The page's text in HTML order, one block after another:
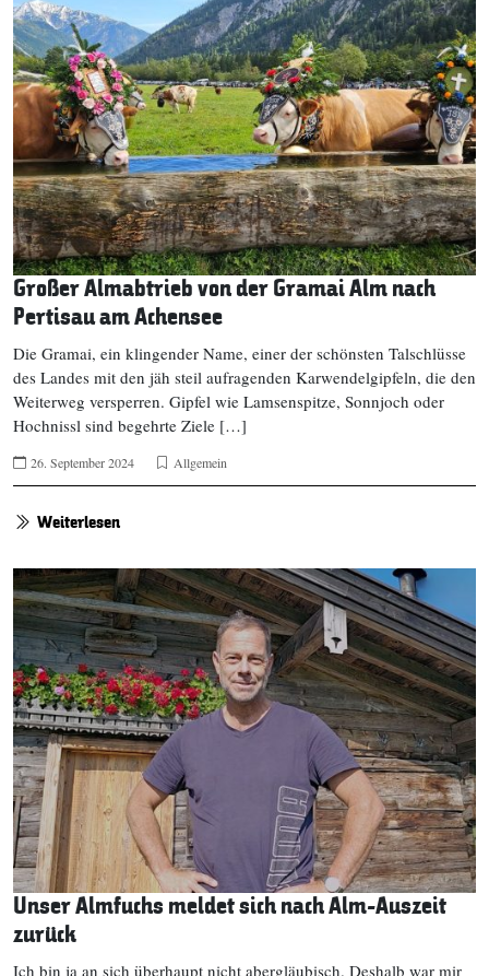
Großer Almabtrieb von der Gramai Alm nach
Pertisau am Achensee
Die Gramai, ein klingender Name, einer der schönsten Talschlüsse
des Landes mit den jäh steil aufragenden Karwendelgipfeln, die den
Weiterweg versperren. Gipfel wie Lamsenspitze, Sonnjoch oder
Hochnissl sind begehrte Ziele […]
26. September 2024 Allgemein
Weiterlesen
Unser Almfuchs meldet sich nach Alm-Auszeit
zurück
Ich bin ja an sich überhaupt nicht abergläubisch. Deshalb war mir